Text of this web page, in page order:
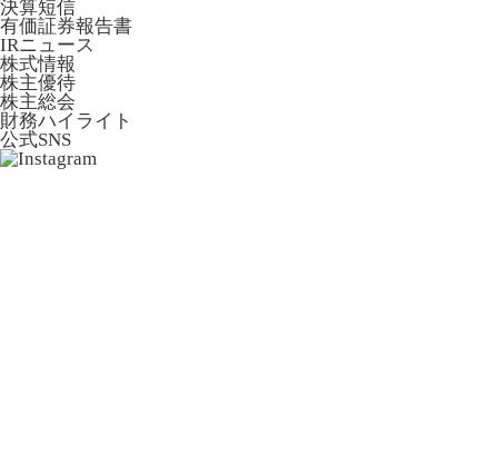
決算短信
有価証券報告書
IRニュース
株式情報
株主優待
株主総会
財務ハイライト
公式SNS